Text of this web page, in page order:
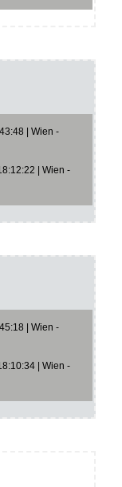
| Wien -
| Wien -
| Wien -
| Wien -